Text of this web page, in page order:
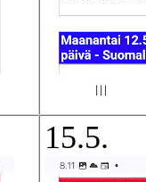
15.5.